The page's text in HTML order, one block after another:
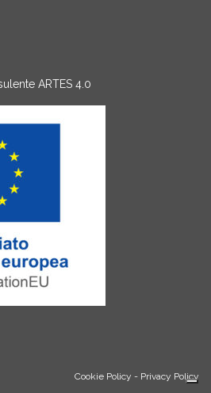
ARTES 4.0
Cookie Policy - Privacy Policy